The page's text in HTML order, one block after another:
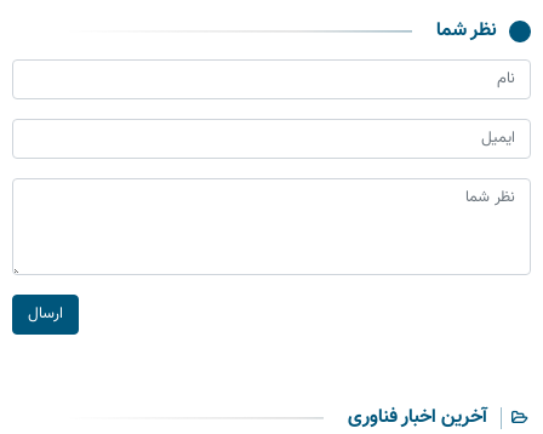
نظر شما
ارسال
آخرین اخبار فناوری